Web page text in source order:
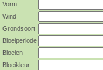
Vorm
Wind
Grondsoort
Bloeiperiode
Bloeien
Bloeikleur